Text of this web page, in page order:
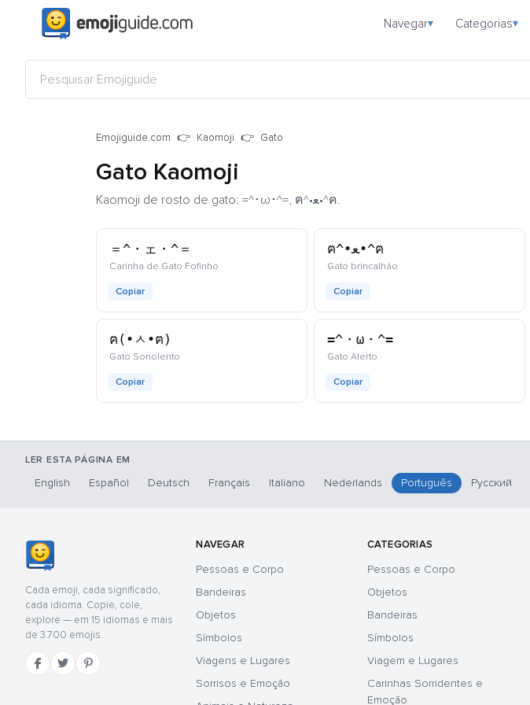
Navegar▾ Categorias▾
Emojiguide.com Kaomoji Gato
Gato Kaomoji
Kaomoji de rosto de gato: =^･ω･^=, ฅ^•ﻌ•^ฅ.
＝^・ェ・^＝
Carinha de Gato Fofinho
Copiar
ฅ^•ﻌ•^ฅ
Gato brincalhão
Copiar
ฅ(•ㅅ•ฅ)
Gato Sonolento
Copiar
=^・ω・^=
Gato Alerto
Copiar
LER ESTA PÁGINA EM
English Español Deutsch Français Italiano Nederlands Português Русский
Cada emoji, cada significado,
cada idioma. Copie, cole,
explore — em 15 idiomas e mais
de 3.700 emojis.
NAVEGAR
Pessoas e Corpo
Bandeiras
Objetos
Símbolos
Viagens e Lugares
Sorrisos e Emoção
CATEGORIAS
Pessoas e Corpo
Objetos
Bandeiras
Símbolos
Viagem e Lugares
Carinhas Sorridentes e
Emoção